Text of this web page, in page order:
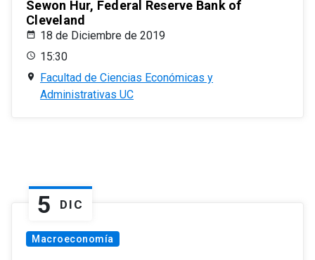
Sewon Hur, Federal Reserve Bank of
Cleveland
18 de Diciembre de 2019
15:30
Facultad de Ciencias Económicas y
Administrativas UC
5 DIC
Macroeconomía